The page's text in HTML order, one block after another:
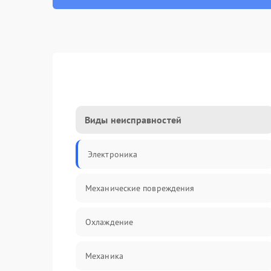
Виды неисправностей
Электроника
Механические повреждения
Охлаждение
Механика